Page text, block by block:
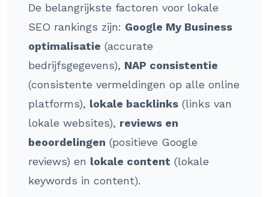
De belangrijkste factoren voor lokale
SEO rankings zijn: Google My Business
optimalisatie (accurate
bedrijfsgegevens), NAP consistentie
(consistente vermeldingen op alle online
platforms), lokale backlinks (links van
lokale websites), reviews en
beoordelingen (positieve Google
reviews) en lokale content (lokale
keywords in content).